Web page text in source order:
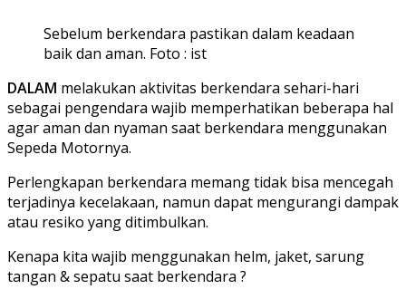
Sebelum berkendara pastikan dalam keadaan
baik dan aman. Foto : ist
DALAM melakukan aktivitas berkendara sehari-hari
sebagai pengendara wajib memperhatikan beberapa hal
agar aman dan nyaman saat berkendara menggunakan
Sepeda Motornya.
Perlengkapan berkendara memang tidak bisa mencegah
terjadinya kecelakaan, namun dapat mengurangi dampak
atau resiko yang ditimbulkan.
Kenapa kita wajib menggunakan helm, jaket, sarung
tangan & sepatu saat berkendara ?